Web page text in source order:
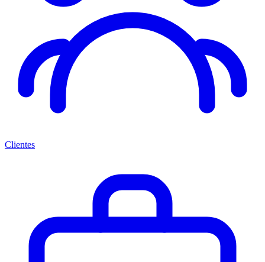
Clientes